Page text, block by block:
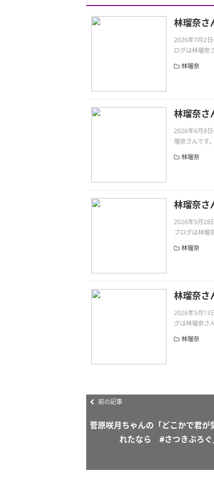
林瑠奈さ
2026年7月2
ログは林瑠奈
林瑠奈
林瑠奈さ
2026年6月8
瑠奈さんです
林瑠奈
林瑠奈さ
2026年5月28
ブログは林瑠
林瑠奈
林瑠奈さ
2026年5月13
グは林瑠奈さ
林瑠奈
前の記事
菅原咲月ちゃんの「どこかで君が
れたなら #さつきぶろぐ